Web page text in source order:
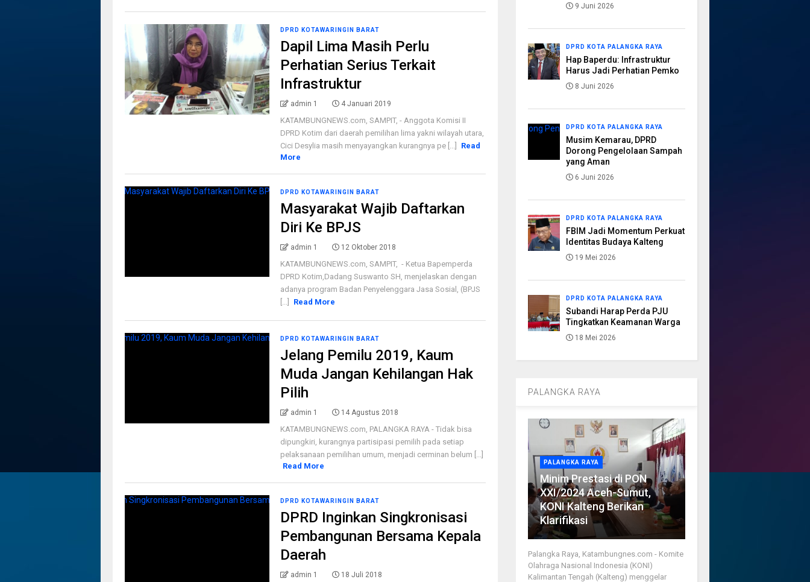
DPRD KOTAWARINGIN BARAT
Dapil Lima Masih Perlu
Perhatian Serius Terkait
Infrastruktur
admin 1 4 Januari 2019
KATAMBUNGNEWS.com, SAMPIT, - Anggota Komisi II
DPRD Kotim dari daerah pemilihan lima yakni wilayah utara,
Cici Desylia masih menyayangkan kurangnya pe [...]
Read
More
DPRD KOTAWARINGIN BARAT
Masyarakat Wajib Daftarkan
Diri Ke BPJS
admin 1 12 Oktober 2018
KATAMBUNGNEWS.com, SAMPIT, - Ketua Bapemperda
DPRD Kotim,Dadang Suswanto SH, menjelaskan dengan
adanya program Badan Penyelenggara Jasa Sosial, (BPJS
[...]
Read More
DPRD KOTAWARINGIN BARAT
Jelang Pemilu 2019, Kaum
Muda Jangan Kehilangan Hak
Pilih
admin 1 14 Agustus 2018
KATAMBUNGNEWS.com, PALANGKA RAYA - Tidak bisa
dipungkiri, kurangnya partisipasi pemilih pada setiap
pelaksanaan pemilihan umum, menjadi cerminan belum [...]
Read More
DPRD KOTAWARINGIN BARAT
DPRD Inginkan Singkronisasi
Pembangunan Bersama Kepala
Daerah
admin 1 18 Juli 2018
9 Juni 2026
DPRD KOTA PALANGKA RAYA
Hap Baperdu: Infrastruktur
Harus Jadi Perhatian Pemko
8 Juni 2026
DPRD KOTA PALANGKA RAYA
Musim Kemarau, DPRD
Dorong Pengelolaan Sampah
yang Aman
6 Juni 2026
DPRD KOTA PALANGKA RAYA
FBIM Jadi Momentum Perkuat
Identitas Budaya Kalteng
19 Mei 2026
DPRD KOTA PALANGKA RAYA
Subandi Harap Perda PJU
Tingkatkan Keamanan Warga
18 Mei 2026
PALANGKA RAYA
PALANGKA RAYA
Minim Prestasi di PON
XXI/2024 Aceh-Sumut,
KONI Kalteng Berikan
Klarifikasi
Palangka Raya, Katambungnes.com - Komite
Olahraga Nasional Indonesia (KONI)
Kalimantan Tengah (Kalteng) menggelar